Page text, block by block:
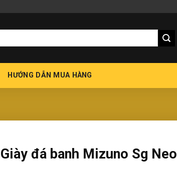
HƯỚNG DẪN MUA HÀNG
Giày đá banh Mizuno Sg